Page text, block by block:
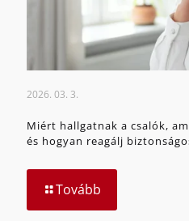
2026. 03. 3.
Miért hallgatnak a csalók,
és hogyan reagálj
Tovább